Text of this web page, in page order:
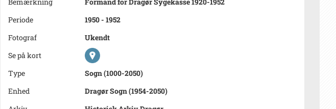
Periode
1950 - 1952
Fotograf
Ukendt
Se på kort
Type
Sogn (1000-2050)
Enhed
Dragør Sogn (1954-2050)